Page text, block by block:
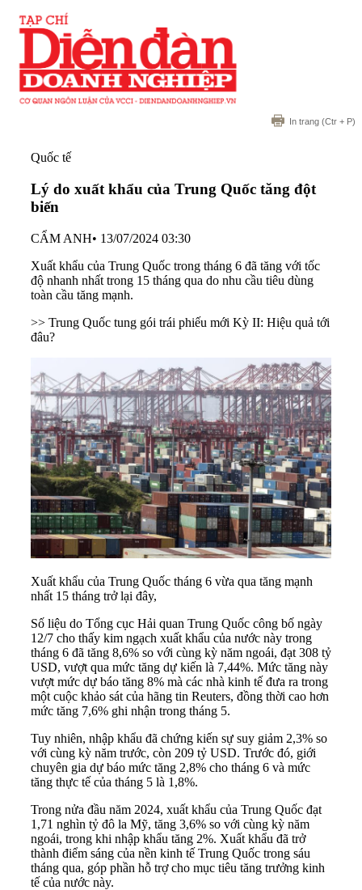
In trang (Ctr + P)
Quốc tế
Lý do xuất khẩu của Trung Quốc tăng đột
biến
CẨM ANH• 13/07/2024 03:30
Xuất khẩu của Trung Quốc trong tháng 6 đã tăng với tốc
độ nhanh nhất trong 15 tháng qua do nhu cầu tiêu dùng
toàn cầu tăng mạnh.
>> Trung Quốc tung gói trái phiếu mới Kỳ II: Hiệu quả tới
đâu?
Xuất khẩu của Trung Quốc tháng 6 vừa qua tăng mạnh
nhất 15 tháng trở lại đây,
Số liệu do Tổng cục Hải quan Trung Quốc công bố ngày
12/7 cho thấy kim ngạch xuất khẩu của nước này trong
tháng 6 đã tăng 8,6% so với cùng kỳ năm ngoái, đạt 308 tỷ
USD, vượt qua mức tăng dự kiến là 7,44%. Mức tăng này
vượt mức dự báo tăng 8% mà các nhà kinh tế đưa ra trong
một cuộc khảo sát của hãng tin Reuters, đồng thời cao hơn
mức tăng 7,6% ghi nhận trong tháng 5.
Tuy nhiên, nhập khẩu đã chứng kiến sự suy giảm 2,3% so
với cùng kỳ năm trước, còn 209 tỷ USD. Trước đó, giới
chuyên gia dự báo mức tăng 2,8% cho tháng 6 và mức
tăng thực tế của tháng 5 là 1,8%.
Trong nửa đầu năm 2024, xuất khẩu của Trung Quốc đạt
1,71 nghìn tỷ đô la Mỹ, tăng 3,6% so với cùng kỳ năm
ngoái, trong khi nhập khẩu tăng 2%. Xuất khẩu đã trở
thành điểm sáng của nền kinh tế Trung Quốc trong sáu
tháng qua, góp phần hỗ trợ cho mục tiêu tăng trưởng kinh
tế của nước này.